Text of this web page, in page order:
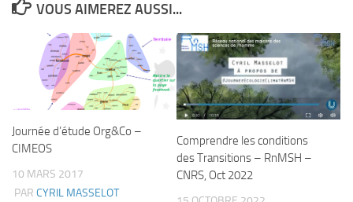
VOUS AIMEREZ AUSSI...
Journée d’étude Org&Co –
CIMEOS
10 MARS 2017
PAR CYRIL MASSELOT
Comprendre les conditions
des Transitions – RnMSH –
CNRS, Oct 2022